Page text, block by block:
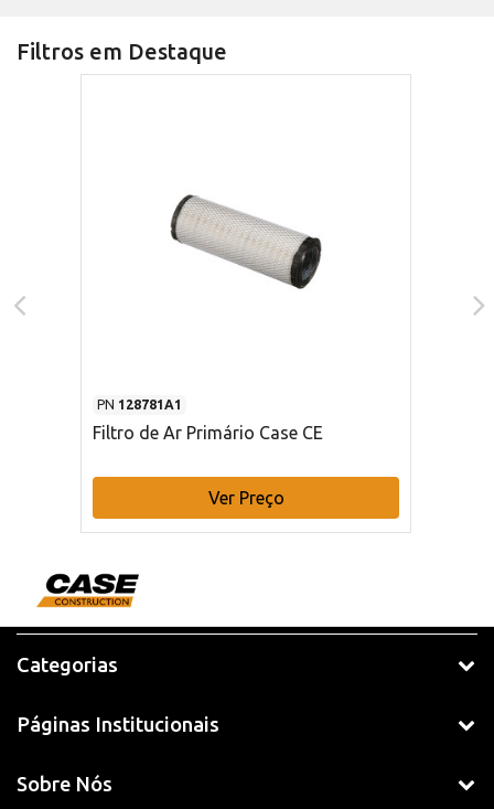
Filtros em Destaque
PN 128781A1
Filtro de Ar Primário Case CE
Ver Preço
Categorias
Páginas Institucionais
Sobre Nós